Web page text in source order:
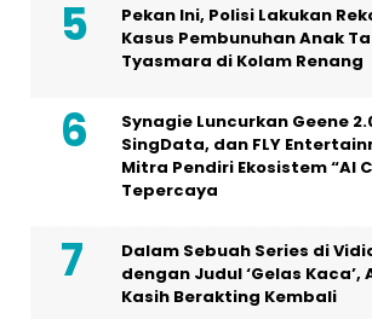
Pekan Ini, Polisi Lakukan
Kasus Pembunuhan Anak
Tyasmara di Kolam Renang
Synagie Luncurkan Geene
SingData, dan FLY
Mitra Pendiri Ekosistem “AI
Tepercaya
Dalam Sebuah Series di
dengan Judul ‘Gelas Kaca’,
Kasih Berakting Kembali